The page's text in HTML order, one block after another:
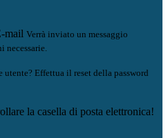
mail Verrà inviato un messaggio
utente? Effettua il reset della password
la casella di posta elettronica!